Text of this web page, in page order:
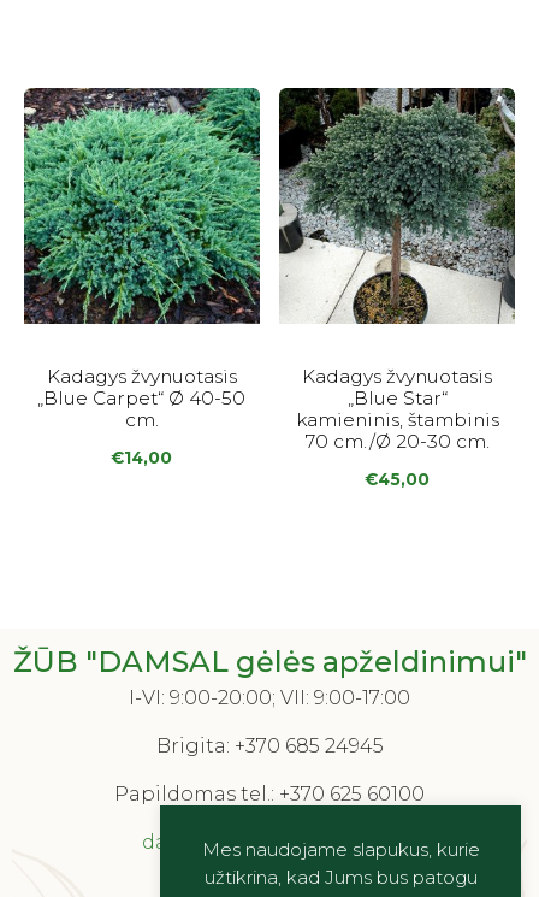
Kadagys žvynuotasis
„Blue Carpet“ Ø 40-50
cm.
€14,00
Kadagys žvynuotasis
„Blue Star“
kamieninis, štambinis
70 cm./Ø 20-30 cm.
€45,00
ŽŪB "DAMSAL gėlės apželdinimui"
I-VI: 9:00-20:00; VII: 9:00-17:00
Brigita: +370 685 24945
Papildomas tel.: +370 625 60100
damsalgeles@gmail.com
Šiaurės g. 39, Vilnius
Mes naudojame slapukus, kurie
užtikrina, kad Jums bus patogu